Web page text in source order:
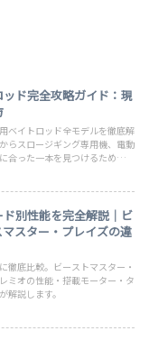
ド完全攻略ガイド：現
ベイトロッド全モデルを徹底解
らスロージギング専用機、電動
った一本を見つけるための究
別性能を完全解説｜ビ
スター・プレイズの違
徹底比較。ビーストマスター・
ミオの性能・搭載モーター・タ
解説します。